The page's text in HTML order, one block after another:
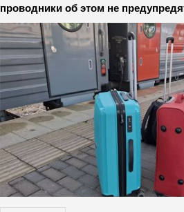
проводники об этом не